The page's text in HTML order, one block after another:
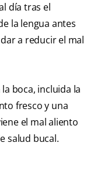
día tras el
la lengua antes
a reducir el mal
boca, incluida la
fresco y una
el mal aliento
salud bucal.